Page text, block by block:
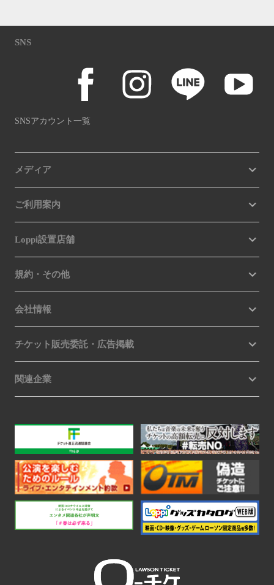
SNS
SNSアカウント一覧
メディア
ご利用案内
Loppi設置店舗
規約・その他
会社情報
チケット販売委託・広告掲載
関連企業